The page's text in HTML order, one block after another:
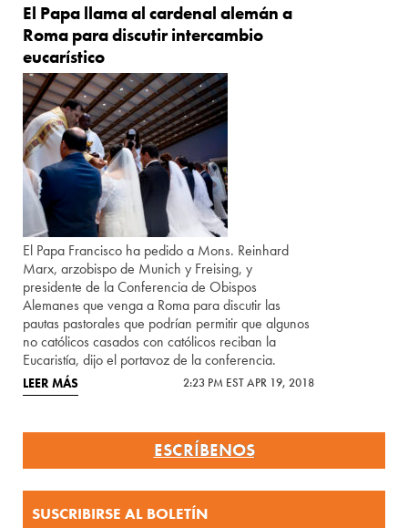
El Papa llama al cardenal alemán a
Roma para discutir intercambio
eucarístico
El Papa Francisco ha pedido a Mons. Reinhard
Marx, arzobispo de Munich y Freising, y
presidente de la Conferencia de Obispos
Alemanes que venga a Roma para discutir las
pautas pastorales que podrían permitir que algunos
no católicos casados ​​con católicos reciban la
Eucaristía, dijo el portavoz de la conferencia.
LEER MÁS 2:23 PM EST APR 19, 2018
ESCRÍBENOS
SUSCRIBIRSE AL BOLETÍN